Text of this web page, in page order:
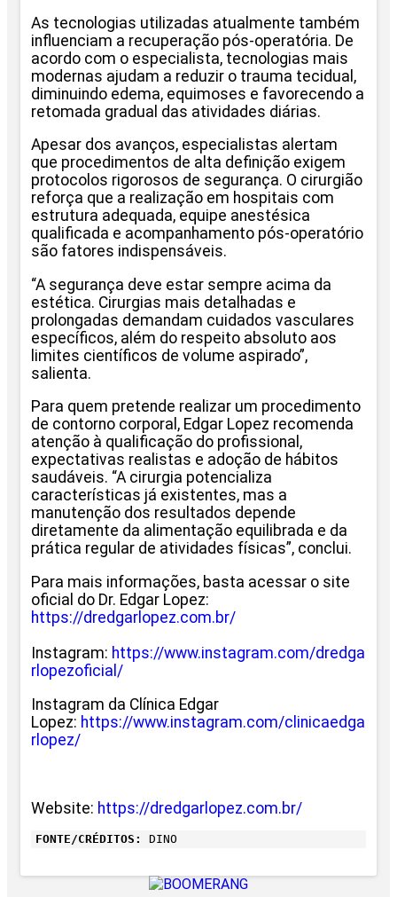
As tecnologias utilizadas atualmente também
influenciam a recuperação pós-operatória. De
acordo com o especialista, tecnologias mais
modernas ajudam a reduzir o trauma tecidual,
diminuindo edema, equimoses e favorecendo a
retomada gradual das atividades diárias.
Apesar dos avanços, especialistas alertam
que procedimentos de alta definição exigem
protocolos rigorosos de segurança. O cirurgião
reforça que a realização em hospitais com
estrutura adequada, equipe anestésica
qualificada e acompanhamento pós-operatório
são fatores indispensáveis.
“A segurança deve estar sempre acima da
estética. Cirurgias mais detalhadas e
prolongadas demandam cuidados vasculares
específicos, além do respeito absoluto aos
limites científicos de volume aspirado”,
salienta.
Para quem pretende realizar um procedimento
de contorno corporal, Edgar Lopez recomenda
atenção à qualificação do profissional,
expectativas realistas e adoção de hábitos
saudáveis. “A cirurgia potencializa
características já existentes, mas a
manutenção dos resultados depende
diretamente da alimentação equilibrada e da
prática regular de atividades físicas”, conclui.
Para mais informações, basta acessar o site
oficial do Dr. Edgar Lopez:
https://dredgarlopez.com.br/
Instagram: https://www.instagram.com/dredga
rlopezoficial/
Instagram da Clínica Edgar
Lopez: https://www.instagram.com/clinicaedga
rlopez/
Website: https://dredgarlopez.com.br/
FONTE/CRÉDITOS: DINO